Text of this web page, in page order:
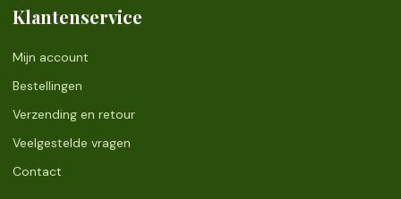
Klantenservice
Mijn account
Bestellingen
Verzending en retour
Veelgestelde vragen
Contact